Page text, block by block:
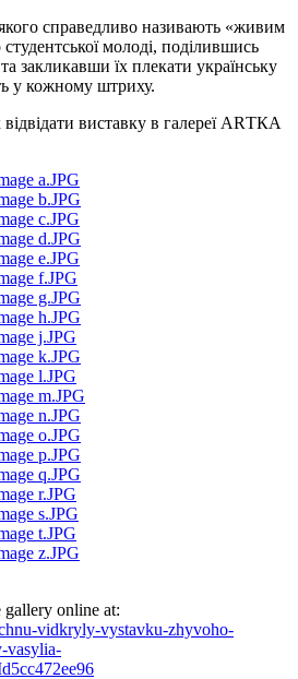
справедливо називають «живим
молоді, поділившись
закликавши їх плекати українську
у кожному штриху.
виставку в галереї АRТКА
gallery online at:
vidkryly-vystavku-zhyvoho-
vasylia-